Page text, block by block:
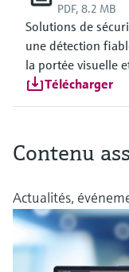
PDF, 8.2 MB
Solutions de
une détection
la portée visuelle
Télécharger
Contenu
Actualités,